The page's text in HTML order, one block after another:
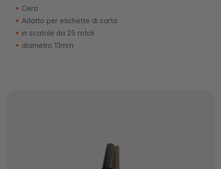
Cera
Adatto per etichette di carta
in scatole da 25 rotoli
diametro 13mm